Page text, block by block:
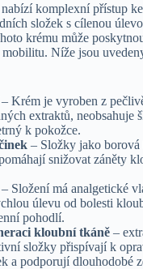
komplexní přístup
složek s cílenou
krému může
Níže jsou
– Krém je vyroben z
extraktů, neobsahuje
k pokožce.
– Složky jako borová
snižovat záněty
– Složení má analgetické
úlevu od bolesti
pohodlí.
kloubní tkáně –
složky přispívají k
a podporují dlouhodobé